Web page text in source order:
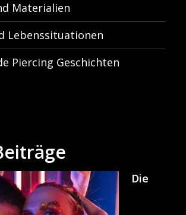
Materialien
Lebenssituationen
Piercing Geschichten
Die